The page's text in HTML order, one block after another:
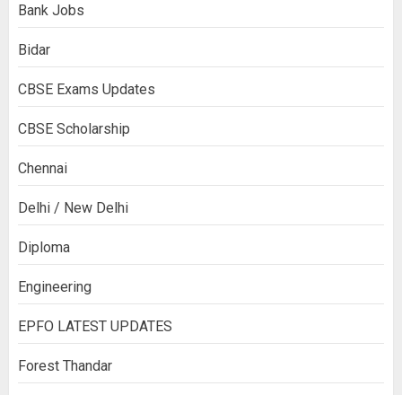
Bank Jobs
Bidar
CBSE Exams Updates
CBSE Scholarship
Chennai
Delhi / New Delhi
Diploma
Engineering
EPFO LATEST UPDATES
Forest Thandar